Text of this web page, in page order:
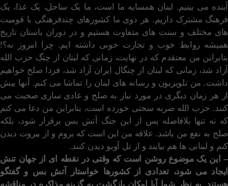
آینده می بینیم. لبنان همسایه ما است، ما یک ساحل، یک غذا، یک
فرهنگ مشترک داریم. هر دوی ما کشورهای چندفرهنگی با قومیت
های مختلف و سنت های متفاوت هستیم و در دوران باستان تاریخ
همیشه روابط خوب و تجارت خوبی داشته ایم. چرا امروز نه؟!
بنابراین من معتقدم که در نهایت، زمانی که لبنان از چنگ حزب الله
آزاد شد، زمانی که لبنان از چنگال ایران آزاد شد، فردا صلح خواهیم
داشت. من تلویزیون و رسانه های لبنان را تماشا می کنم. آنها بیش
از هر زمان دیگری در مورد نیاز به صلح و عادی سازی صحبت می
کنند. حزب الله ضربه سختی خورده است، بنابراین من دعا می کنم
که نه تنها بلافاصله پس از این جنگ آتش بس برقرار شود، بلکه
صلح به نفع من باشد. علاقه من این است که بروم و از بیروت دیدن
کنم و لبنانی ها هم بیایند و از تل آویو دیدن کنند.
– این یک موضوع روشن است که وقتی در نقطه ای از جهان تنش
ایجاد می شود، تعدادی از کشورها خواستار آتش بس و گفتگو